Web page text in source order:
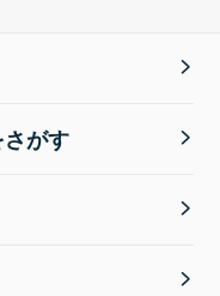
がす